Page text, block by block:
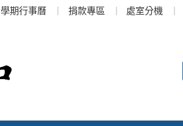
學期行事曆 捐款專區 處室分機